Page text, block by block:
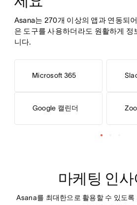
Asana는 270개 이상의 앱과 연동되
은 도구를 사용하더라도 원활하게 정
니다.
Microsoft 365
Google 캘린더
마케팅 인
Asana를 최대한으로 활용할 수 있도